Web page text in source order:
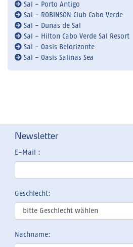
Sal - Porto Antigo
Sal - ROBINSON Club Cabo Verde
Sal - Dunas de Sal
Sal - Hilton Cabo Verde Sal Resort
Sal - Oasis Belorizonte
Sal - Oasis Salinas Sea
Newsletter
E-Mail :
Geschlecht:
Nachname: